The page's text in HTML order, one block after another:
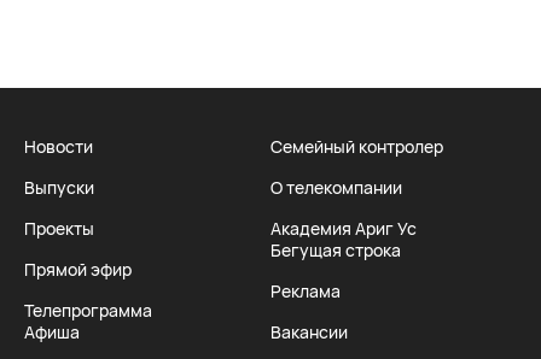
Новости
Выпуски
Проекты
Прямой эфир
Телепрограмма
Афиша
Семейный контролер
О телекомпании
Академия Ариг Ус
Бегущая строка
Реклама
Вакансии